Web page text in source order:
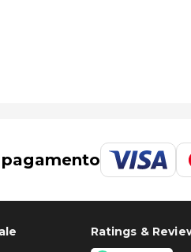
Ratings &